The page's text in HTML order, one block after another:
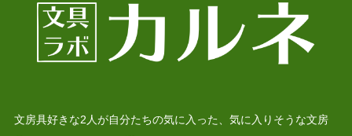
文房具好きな2人が自分たちの気に入った、気に入りそうな文房